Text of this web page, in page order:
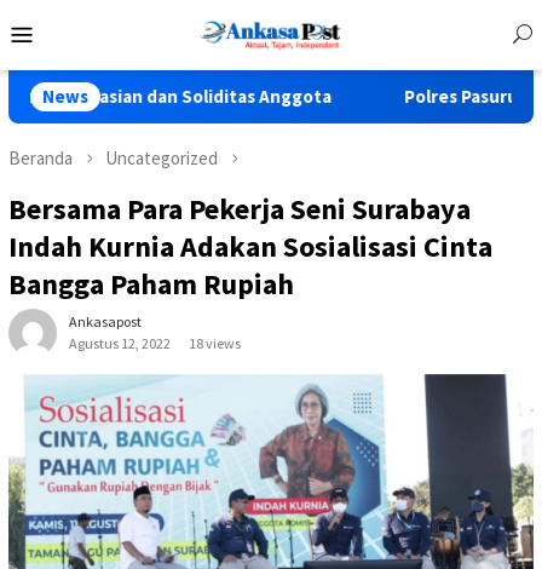
ke
Mobile
News
Soliditas Anggota Polres Pasuruan Tegaskan
Beranda Uncategorized
Bersama Para Pekerja Seni Surabaya
Indah Kurnia Adakan Sosialisasi Cinta
Bangga Paham Rupiah
Ankasapost
Agustus 12, 2022
18 views